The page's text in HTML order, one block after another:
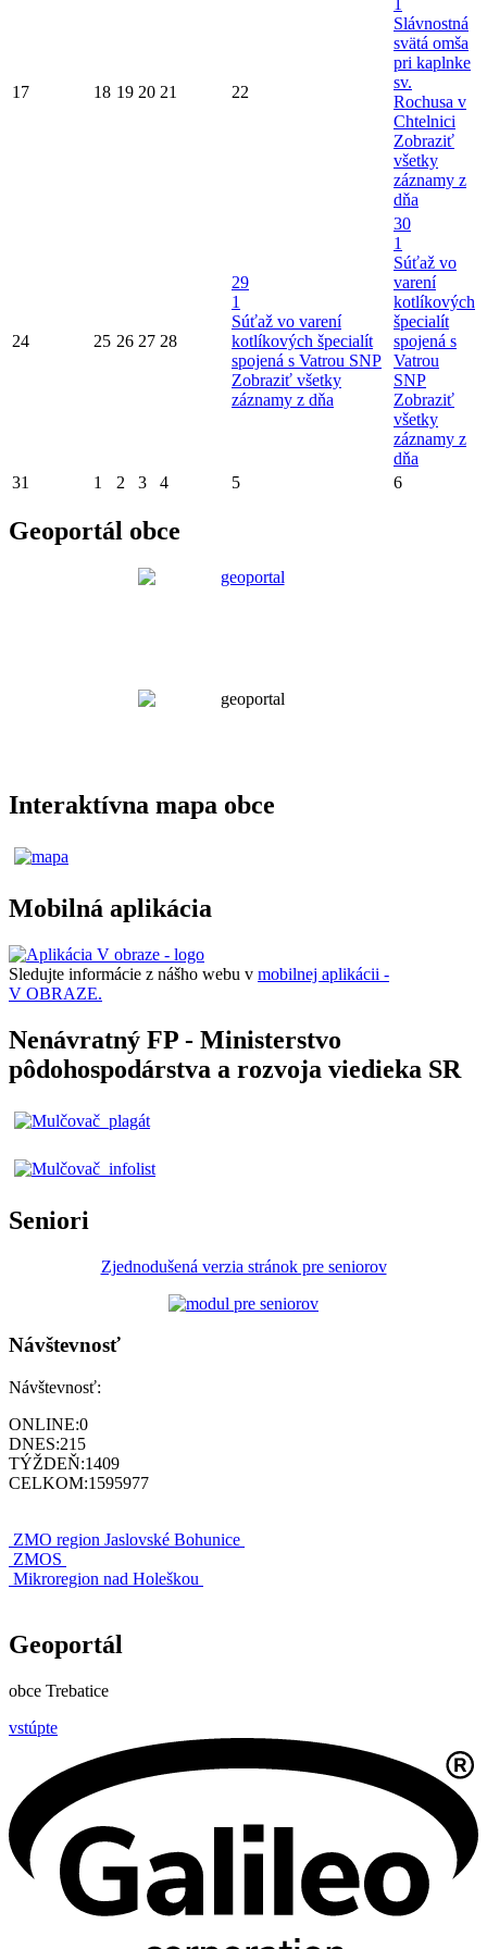
17 18 19 20 21 22
Slávnostná
svätá omša
pri kaplnke
sv.
Rochusa v
Chtelnici
Zobraziť
všetky
záznamy z
dňa
24 25 26 27 28
29
1
Súťaž vo varení
kotlíkových špecialít
spojená s Vatrou SNP
Zobraziť všetky
záznamy z dňa
30
1
Súťaž vo
varení
kotlíkových
špecialít
spojená s
Vatrou
SNP
Zobraziť
všetky
záznamy z
dňa
31
1 2 3 4 5 6
Geoportál obce
Interaktívna mapa obce
Mobilná aplikácia
Sledujte informácie z nášho webu v mobilnej aplikácii -
V OBRAZE.
Nenávratný FP - Ministerstvo
pôdohospodárstva a rozvoja viedieka SR
Seniori
Zjednodušená verzia stránok pre seniorov
Návštevnosť
Návštevnosť:
ONLINE:0
DNES:215
TÝŽDEŇ:1409
CELKOM:1595977
ZMO region Jaslovské Bohunice
ZMOS
Mikroregion nad Holeškou
Geoportál
obce Trebatice
vstúpte